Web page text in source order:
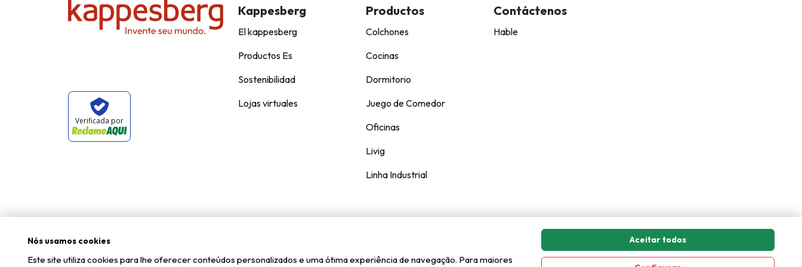
Verificada por
Kappesberg
El kappesberg
Productos Es
Sostenibilidad
Lojas virtuales
Productos
Colchones
Cocinas
Dormitorio
Juego de Comedor
Oficinas
Livig
Linha Industrial
Contáctenos
Hable
Creado por
Axysweb
Nós usamos cookies
Este site utiliza cookies para lhe oferecer conteúdos personalizados e uma ótima experiência de navegação. Para maiores
Aceitar todos